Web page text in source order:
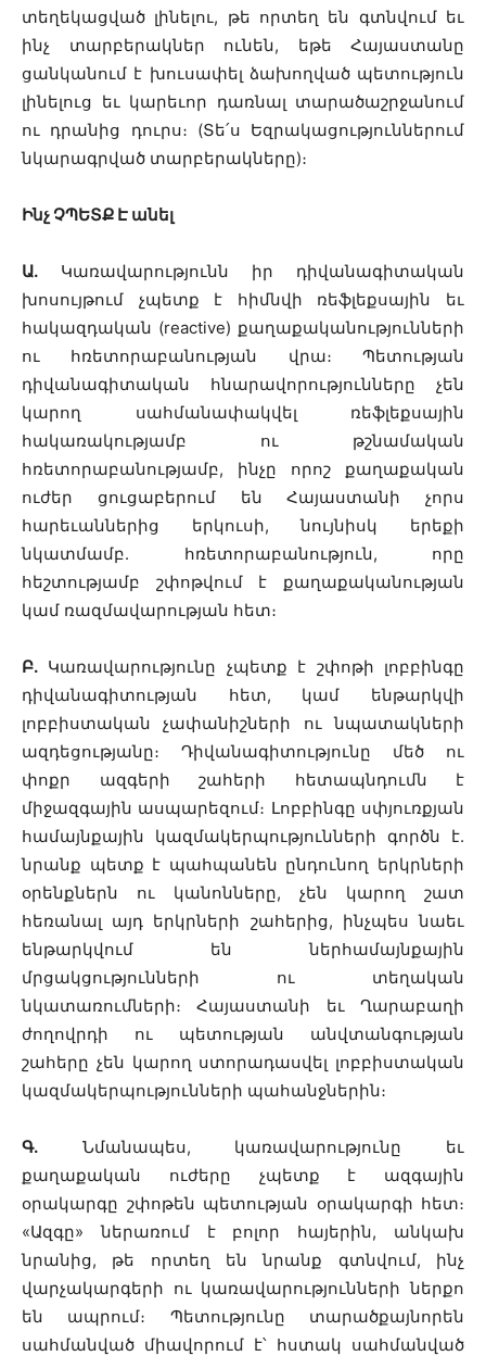
տեղեկացված լինելու, թե որտեղ են գտնվում եւ
ինչ տարբերակներ ունեն, եթե Հայաստանը
ցանկանում է խուսափել ձախողված պետություն
լինելուց եւ կարեւոր դառնալ տարածաշրջանում
ու դրանից դուրս։ (Տե՛ս Եզրակացություններում
նկարագրված տարբերակները)։
Ինչ ՉՊԵՏՔ Է անել
Ա. Կառավարությունն իր դիվանագիտական
խոսույթում չպետք է հիմնվի ռեֆլեքսային եւ
հակազդական (reactive) քաղաքականությունների
ու հռետորաբանության վրա։ Պետության
դիվանագիտական հնարավորությունները չեն
կարող սահմանափակվել ռեֆլեքսային
հակառակությամբ ու թշնամական
հռետորաբանությամբ, ինչը որոշ քաղաքական
ուժեր ցուցաբերում են Հայաստանի չորս
հարեւաններից երկուսի, նույնիսկ երեքի
նկատմամբ. հռետորաբանություն, որը
հեշտությամբ շփոթվում է քաղաքականության
կամ ռազմավարության հետ։
Բ. Կառավարությունը չպետք է շփոթի լոբբինգը
դիվանագիտության հետ, կամ ենթարկվի
լոբբիստական չափանիշների ու նպատակների
ազդեցությանը։ Դիվանագիտությունը մեծ ու
փոքր ազգերի շահերի հետապնդումն է
միջազգային ասպարեզում։ Լոբբինգը սփյուռքյան
համայնքային կազմակերպությունների գործն է.
նրանք պետք է պահպանեն ընդունող երկրների
օրենքներն ու կանոնները, չեն կարող շատ
հեռանալ այդ երկրների շահերից, ինչպես նաեւ
ենթարկվում են ներհամայնքային
մրցակցությունների ու տեղական
նկատառումների։ Հայաստանի եւ Ղարաբաղի
ժողովրդի ու պետության անվտանգության
շահերը չեն կարող ստորադասվել լոբբիստական
կազմակերպությունների պահանջներին։
Գ. Նմանապես, կառավարությունը եւ
քաղաքական ուժերը չպետք է ազգային
օրակարգը շփոթեն պետության օրակարգի հետ։
«Ազգը» ներառում է բոլոր հայերին, անկախ
նրանից, թե որտեղ են նրանք գտնվում, ինչ
վարչակարգերի ու կառավարությունների ներքո
են ապրում։ Պետությունը տարածքայնորեն
սահմանված միավորում է՝ հստակ սահմանված